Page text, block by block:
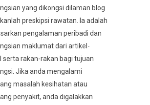
yang dikongsi dilaman blog
preskipsi rawatan. Ia adalah
pengalaman peribadi dan
maklumat dari artikel-
serta rakan-rakan bagi tujuan
Jika anda mengalami
masalah kesihatan atau
penyakit, anda digalakkan